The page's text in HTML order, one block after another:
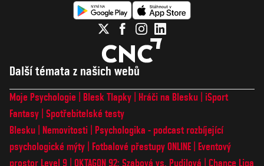
Další témata z našich webů
Moje Psychologie Blesk Tlapky Hráči na Blesku
iSport
Fantasy Spotřebitelské testy
Blesku
Nemovitosti
Psychologika - podcast rozbíjející
psychologické mýty
Fotbalové přestupy ONLINE
Eventový
prostor Level 9 OKTAGON 92: Szabová vs. Pudilová
Chance Liga